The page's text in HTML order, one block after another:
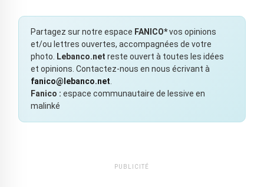
Partagez sur notre espace FANICO*vos opinions
et/ou lettres ouvertes, accompagnées de votre
photo.
Lebanco.net reste ouvert à toutes les idées
et opinions. Contactez-nous en nous écrivant à
fanico@lebanco.net
Fanico : espace communautaire de lessive en
malinké
PUBLICITÉ